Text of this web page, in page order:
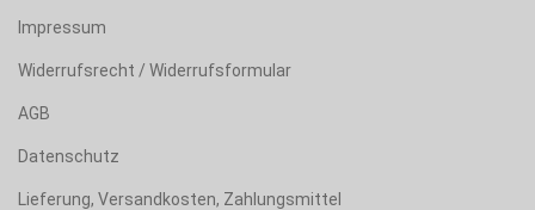
Impressum
Widerrufsrecht / Widerrufsformular
AGB
Datenschutz
Lieferung, Versandkosten, Zahlungsmittel